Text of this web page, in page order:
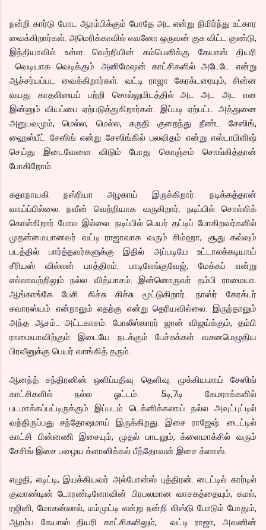
நன்றி கார்டு போட ஆரம்பிக்கும் போதே அட என்று நிமிர்ந்து உட்கார
வைக்கிறார்கள். அமெரிக்காவில் எவனோ ஒருவன் குசு விட்ட குண்டு,
இந்தியாவில் உள்ள வெற்றியின் கம்பெனிக்கு கேயாஸ் தியரி
வெடியாக வெடிக்கும் அனிமேஷன் காட்சிகளில் அடேடே என்று
ஆச்சர்யப்பட வைக்கிறார்கள். வட்டி ராஜா கேரக்டரையும், சின்ன
வயது காதலியைப் பற்றி சொல்லுமிடத்தில் அட அட அட என
இன்னும் வியப்பை ஏற்படுத்துகிறார்கள். இப்படி ஏற்பட்ட அத்துனை
அனுபவமும், மெல்ல, மெல்ல, சுருதி குறைந்து நீண்ட சேஸிங்,
ஹைஸ்பீட் சேஸிங் என்று சேஸிங்கில் பலவிதம் என்று எஸ்டாபிளிஷ்
செய்து இடைவேளை விடும் போது கொஞ்சம் சொங்கித்தான்
போகிறோம்.
கதாநாயகி நஸ்ரியா அழகாய் இருக்கிறார். நடிக்கத்தான்
வாய்ப்பில்லை. நவீன் வெற்றியாக வருகிறார். நடிப்பில் சொல்லிக்
கொள்கிறார் போல இல்லை. நடிப்பில் பெயர் தட்டிப் போகிறவர்களில்
முதன்மையானவர் வட்டி ராஜாவாக வரும் சிம்ஹா, சூது கவ்வும்
படத்தில் பார்த்தவர்களுக்கு இதில் அப்படியே உட்டாலக்கடியாய்
சீரியஸ் வில்லன் பாத்திரம். பாடிலேங்குவேஜ், மேக்கப் என்று
எல்லாவற்றிலும் நல்ல வித்யாசம். இன்னொருவர் தம்பி ராமையா.
ஆங்காங்கே பேசி கிச்சு கிச்சு மூட்டுகிறார். நாஸ்ர் கேரக்டர்
சுவாரஸ்யம் என்றாலும் எதற்கு என்று தெரியவில்லை. இருந்தாலும்
அந்த ஆசம்.. அட்டகாசம். போலீஸ்காரர் ஜான் விஜய்க்கும், தம்பி
ராமையாவிற்கும் இடையே நடக்கும் பேச்சுக்கள் வசனமெழுதிய
பிரவீனுக்கு பெயர் வாங்கித் தரும்.
ஆனந்த் சந்திரனின் ஒளிப்பதிவு தெளிவு. முக்கியமாய் சேஸிங்
காட்சிகளில் நல்ல ஓட்டம். 5டி,7டி கேமராக்களில்
படமாக்கப்பட்டிருக்கும் இப்படம் டெக்னிக்கலாய் நல்ல அவுட்புட்டில்
வந்திருப்பது சந்தோஷமாய் இருக்கிறது. இசை ராஜேஷ். டைட்டில்
காட்சி பின்னணி இசையும், முதல் பாடலும், க்ளைமாக்சில் வரும்
சேசிங் இசை பழைய க்ளாஸிக்கல் பீத்தோவன் இசை க்ளாஸ்.
எழுதி, எடிட்டி, இயக்கியவர் அல்போன்ஸ் புத்திரன். டைட்டில் கார்டில்
குவாண்டின் டோரண்டினோவின் பிரபலமான வாசகத்தையும், கமல்,
ரஜினி, மோகன்லால், மம்முட்டி என்று நன்றி லிஸ்டு போடும் போதும்,
ஆரம்ப கேயாஸ் தியரி காட்சிகளிலும், வட்டி ராஜா, அவனின்